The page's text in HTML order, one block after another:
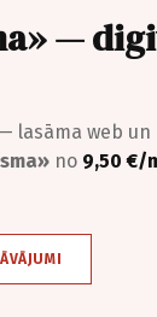
—
lasāma web un
no 9,50 €/